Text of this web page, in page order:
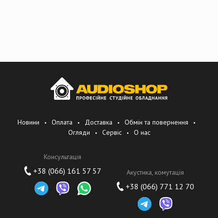
Новини Оплата Доставка
Обмін та повернення
Огляди
Сервіс О нас
Консультація
+38 (066) 161 57 57 Акустика, комутація
+38 (066) 771 12 70